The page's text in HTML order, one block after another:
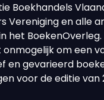
Boekhandels
Vereniging en alle
het BoekenOverleg.
onmogelijk om een
en gevarieerd
voor de editie van